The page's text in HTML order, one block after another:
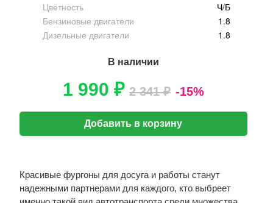
Цветность
Ч/Б
Бензиновые двигатели
1.8
Дизельные двигатели
1.8
В наличии
1 990 ₽ 2 341 ₽ -15%
Добавить в корзину
Красивые фургоны для досуга и работы станут
надежными партнерами для каждого, кто выбреет